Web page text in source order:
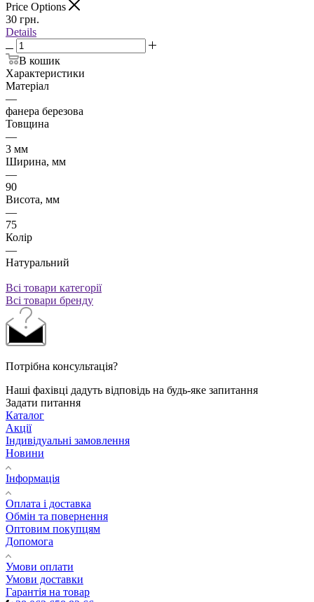
Price Options
30 грн.
Details
В кошик
Характеристики
Матеріал
—
фанера березова
Товщина
—
3 мм
Ширина, мм
—
90
Висота, мм
—
75
Колір
—
Натуральний
Всі товари категорії
Всі товари бренду
Потрібна консультація?
Наші фахівці дадуть відповідь на будь-яке запитання
Задати питання
Каталог
Акції
Індивідуальні замовлення
Новини
Інформація
Оплата і доставка
Обмін та повернення
Оптовим покупцям
Допомога
Умови оплати
Умови доставки
Гарантія на товар